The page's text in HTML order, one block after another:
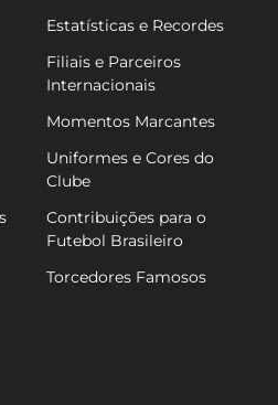
Estatísticas e Recordes
Filiais e Parceiros
Internacionais
Momentos Marcantes
Uniformes e Cores do
Clube
Contribuições para o
Futebol Brasileiro
Torcedores Famosos